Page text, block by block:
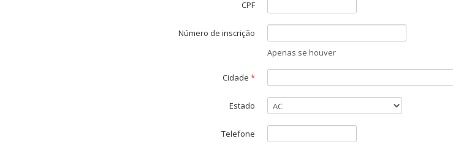
CPF
Número de inscrição
Apenas se houver
Cidade *
Estado
Telefone